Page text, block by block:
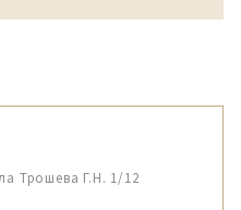
Трошева Г.Н. 1/12